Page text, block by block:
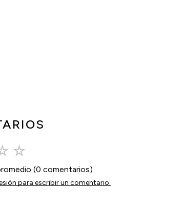
☆
(0 comentarios)
para escribir un comentario.